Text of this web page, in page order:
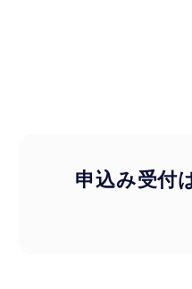
申込み受付